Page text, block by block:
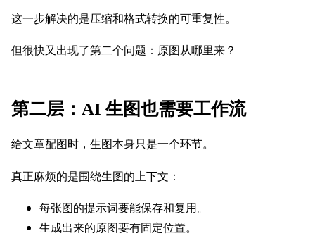
这一步解决的是压缩和格式转换的可重复性。
但很快又出现了第二个问题：原图从哪里来？
第二层：AI 生图也需要工作流
给文章配图时，生图本身只是一个环节。
真正麻烦的是围绕生图的上下文：
每张图的提示词要能保存和复用。
生成出来的原图要有固定位置。